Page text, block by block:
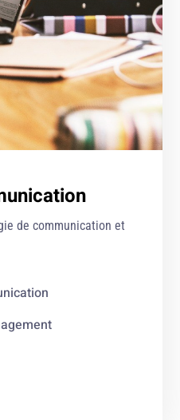
de communication et